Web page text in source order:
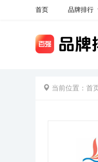
首页 品牌排行
当前位置： 首